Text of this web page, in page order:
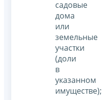
садовые
дома
или
земельные
участки
(доли
в
указанном
имуществе);